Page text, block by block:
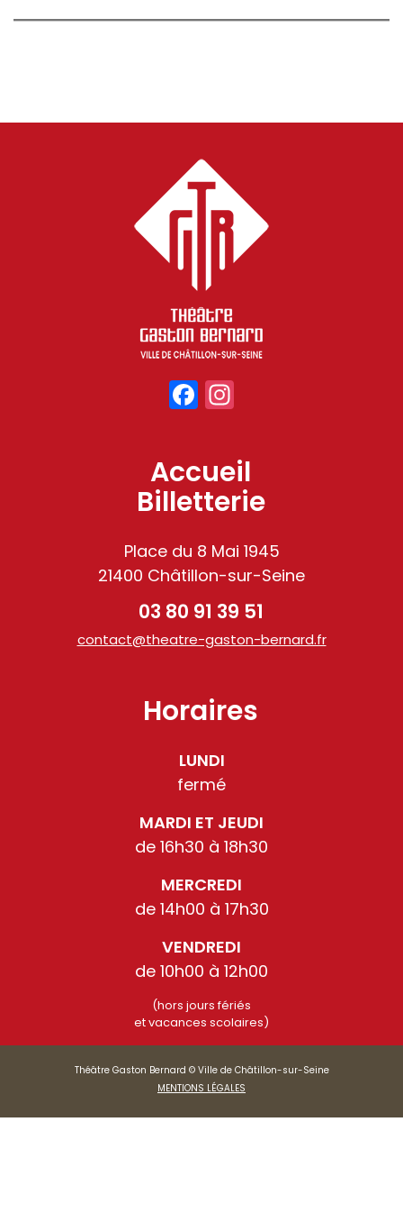
Facebook
Accueil
Billetterie
Place du 8 Mai 1945
21400 Châtillon-sur-Seine
03 80 91 39 51
contact@theatre-gaston-bernard.fr
Horaires
LUNDI
fermé
MARDI ET JEUDI
de 16h30 à 18h30
MERCREDI
de 14h00 à 17h30
VENDREDI
de 10h00 à 12h00
(hors jours fériés
et vacances scolaires)
Théâtre Gaston Bernard © Ville de Châtillon-sur-Seine
MENTIONS LÉGALES